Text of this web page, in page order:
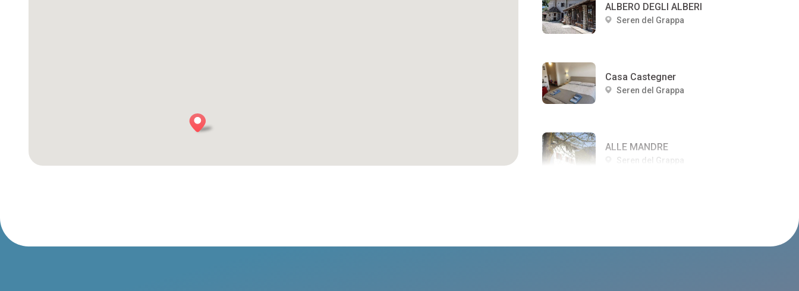
ALBERO DEGLI ALBERI
Seren del Grappa
Casa Castegner
Seren del Grappa
ALLE MANDRE
Seren del Grappa